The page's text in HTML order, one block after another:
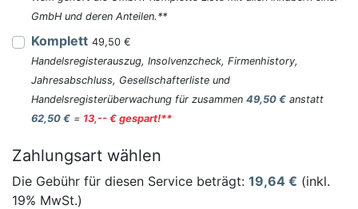
GmbH und deren Anteilen.**
Komplett 49,50 €
Handelsregisterauszug, Insolvenzcheck, Firmenhistory,
Jahresabschluss, Gesellschafterliste und
Handelsregisterüberwachung für zusammen 49,50 € anstatt
62,50 € = 13,-- € gespart!**
Zahlungsart wählen
Die Gebühr für diesen Service beträgt: 19,64 € (inkl.
19% MwSt.)